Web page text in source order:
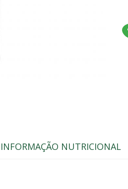
INFORMAÇÃO NUTRICIONAL